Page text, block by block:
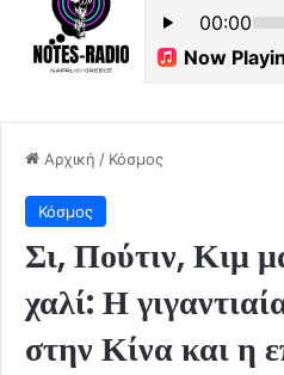
Αρχική / Κόσμος
Κόσμος
Σι, Πούτιν, Κιμ
χαλί: Η
στην Κίνα και η